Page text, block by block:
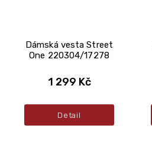
Dámská vesta Street
One 220304/17278
1 299 Kč
Detail